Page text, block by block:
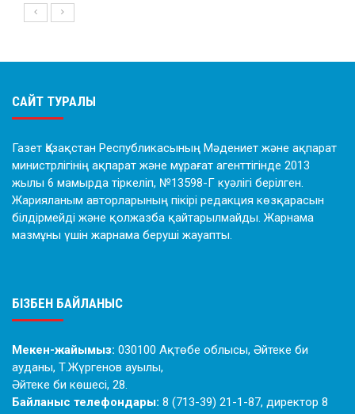
САЙТ ТУРАЛЫ
Газет Қазақстан Республикасының Мәдениет және ақпарат
министрлігінің ақпарат және мұрағат агенттігінде 2013
жылы 6 мамырда тіркеліп, №13598-Г куәлігі берілген.
Жарияланым авторларының пікірі редакция көзқарасын
білдірмейді және қолжазба қайтарылмайды. Жарнама
мазмұны үшін жарнама беруші жауапты.
БІЗБЕН БАЙЛАНЫС
Мекен-жайымыз: 030100 Ақтөбе облысы, Әйтеке би
ауданы, Т.Жүргенов ауылы,
Әйтеке би көшесі, 28.
Байланыс телефондары: 8 (713-39) 21-1-87, директор 8